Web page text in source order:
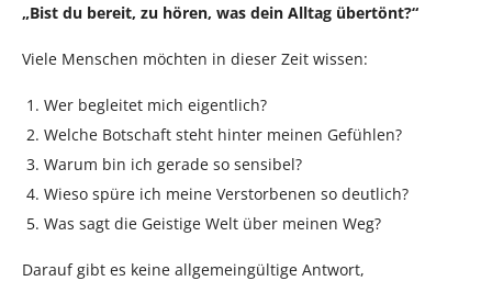
„Bist du bereit, zu hören, was dein Alltag übertönt?“
Viele Menschen möchten in dieser Zeit wissen:
Wer begleitet mich eigentlich?
Welche Botschaft steht hinter meinen Gefühlen?
Warum bin ich gerade so sensibel?
Wieso spüre ich meine Verstorbenen so deutlich?
Was sagt die Geistige Welt über meinen Weg?
Darauf gibt es keine allgemeingültige Antwort,